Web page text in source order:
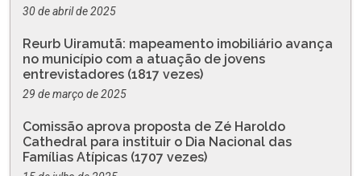
30 de abril de 2025
Reurb Uiramutã: mapeamento imobiliário avança
no município com a atuação de jovens
entrevistadores (1817 vezes)
29 de março de 2025
Comissão aprova proposta de Zé Haroldo
Cathedral para instituir o Dia Nacional das
Famílias Atípicas (1707 vezes)